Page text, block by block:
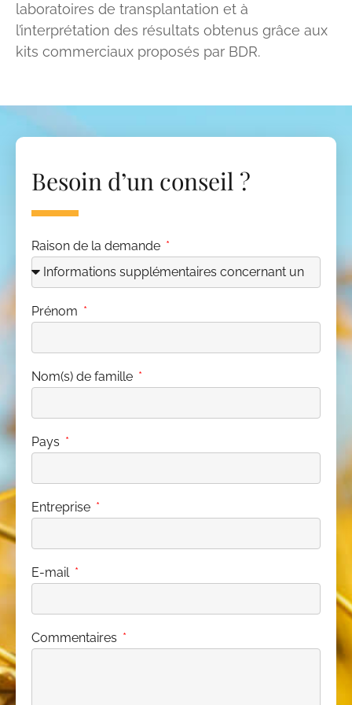
laboratoires de transplantation et à
l’interprétation des résultats obtenus grâce aux
kits commerciaux proposés par BDR.
Besoin d’un conseil ?
Raison de la demande
Prénom
Nom(s) de famille
Pays
Entreprise
E-mail
Commentaires